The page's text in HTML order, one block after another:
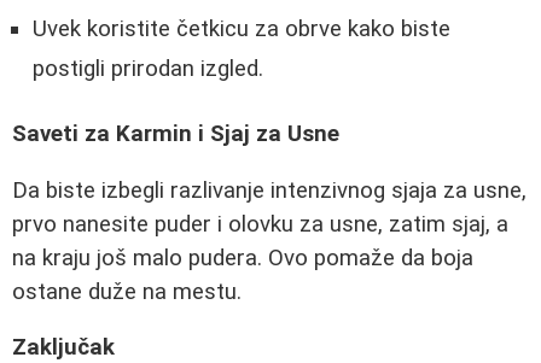
Uvek koristite četkicu za obrve kako biste
postigli prirodan izgled.
Saveti za Karmin i Sjaj za Usne
Da biste izbegli razlivanje intenzivnog sjaja za usne,
prvo nanesite puder i olovku za usne, zatim sjaj, a
na kraju još malo pudera. Ovo pomaže da boja
ostane duže na mestu.
Zaključak